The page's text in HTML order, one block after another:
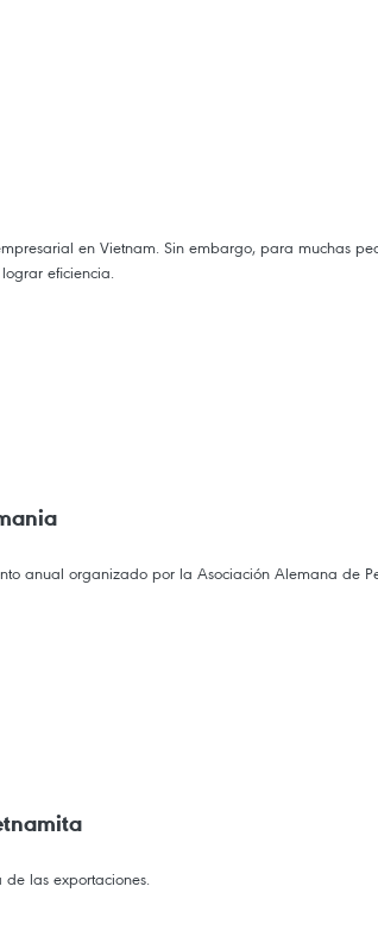
en Vietnam. Sin embargo, para muchas
eficiencia.
anual organizado por la Asociación Alemana de
las exportaciones.